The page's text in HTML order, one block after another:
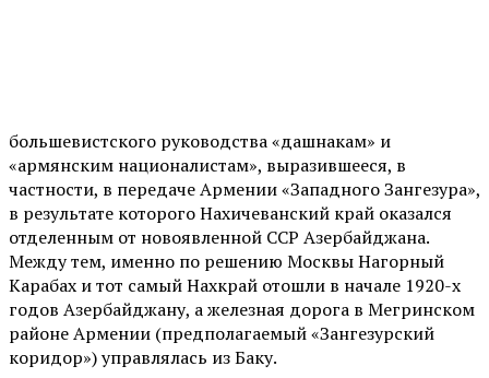
большевистского руководства «дашнакам» и
«армянским националистам», выразившееся, в
частности, в передаче Армении «Западного Зангезура»,
в результате которого Нахичеванский край оказался
отделенным от новоявленной ССР Азербайджана.
Между тем, именно по решению Москвы Нагорный
Карабах и тот самый Нахкрай отошли в начале 1920-х
годов Азербайджану, а железная дорога в Мегринском
районе Армении (предполагаемый «Зангезурский
коридор») управлялась из Баку.